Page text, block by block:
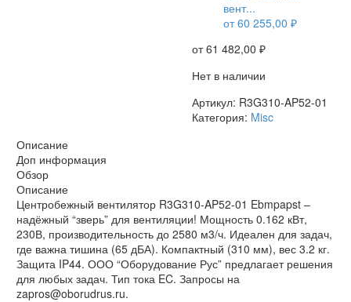
вент...
от60 255,00 ₽
от61 482,00 ₽
Нет в наличии
Артикул: R3G310-AP52-01
Категория: Misc
Описание
Доп информация
Обзор
Описание
Центробежный вентилятор R3G310-AP52-01 Ebmpapst –
надёжный “зверь” для вентиляции! Мощность 0.162 кВт,
230В, производительность до 2580 м3/ч. Идеален для задач,
где важна тишина (65 дБА). Компактный (310 мм), вес 3.2 кг.
Защита IP44. ООО “Оборудование Рус” предлагает решения
для любых задач. Тип тока EC. Запросы на
zapros@oborudrus.ru.